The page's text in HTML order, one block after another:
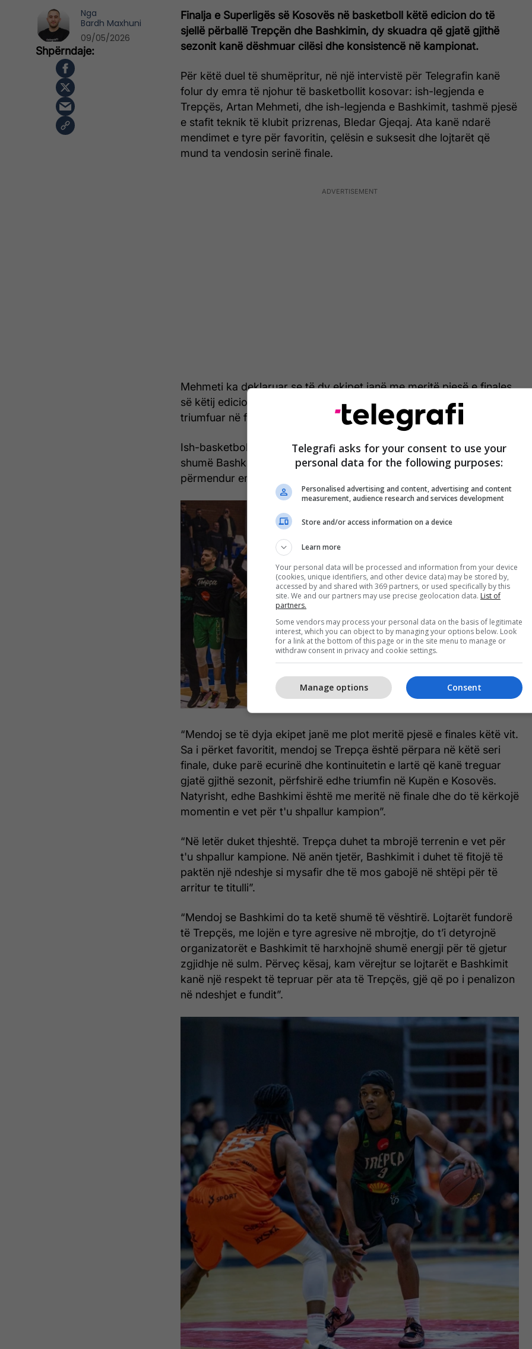
Finalja e Superligës së Kosovës në basketboll këtë edicion do të
sjellë përballë Trepçën dhe Bashkimin, dy skuadra që gjatë gjithë
sezonit kanë dëshmuar cilësi dhe konsistencë në kampionat.
Për këtë duel të shumëpritur, në një intervistë për Telegrafin kanë
folur dy emra të njohur të basketbollit kosovar: ish-legjenda e
Trepçës, Artan Mehmeti, dhe ish-legjenda e Bashkimit, tashmë pjesë
e stafit teknik të klubit prizrenas, Bledar Gjeqaj. Ata kanë ndarë
mendimet e tyre për favoritin, çelësin e suksesit dhe lojtarët që
mund ta vendosin serinë finale.
Mehmeti ka deklaruar se të dy ekipet janë me meritë pjesë e finales
së këtij edicioni, por sipas tij përparësia i takon Trepçës për të
triumfuar në fund.
Ish-basketbollisti po ashtu ka analizuar se çfarë e ka penalizuar më
shumë Bashkimin në përballjet e fundit me Trepçën, si dhe ka
përmendur emrat që, sipas tij, mund ta përcaktojnë fituesin.
“Mendoj se të dyja ekipet janë me plot meritë pjesë e finales këtë vit.
Sa i përket favoritit, mendoj se Trepça është përpara në këtë seri
finale, duke parë ecurinë dhe kontinuitetin e lartë që kanë treguar
gjatë gjithë sezonit, përfshirë edhe triumfin në Kupën e Kosovës.
Natyrisht, edhe Bashkimi është me meritë në finale dhe do të kërkojë
momentin e vet për t'u shpallur kampion”.
“Në letër duket thjeshtë. Trepça duhet ta mbrojë terrenin e vet për
t'u shpallur kampione. Në anën tjetër, Bashkimit i duhet të fitojë të
paktën një ndeshje si mysafir dhe të mos gabojë në shtëpi për të
arritur te titulli”.
“Mendoj se Bashkimi do ta ketë shumë të vështirë. Lojtarët fundorë
të Trepçës, me lojën e tyre agresive në mbrojtje, do t’i detyrojnë
organizatorët e Bashkimit të harxhojnë shumë energji për të gjetur
zgjidhje në sulm. Përveç kësaj, kam vërejtur se lojtarët e Bashkimit
kanë një respekt të tepruar për ata të Trepçës, gjë që po i penalizon
në ndeshjet e fundit”.
Nga
Bardh Maxhuni
09/05/2026
Telegrafi asks for your consent to use your
personal data for the following purposes:
Personalised advertising and content, advertising and content
measurement, audience research and services development
Store and/or access information on a device
Learn more
Your personal data will be processed and information from your device
(cookies, unique identifiers, and other device data) may be stored by,
accessed by and shared with 369 partners, or used specifically by this
site. We and our partners may use precise geolocation data. List of
partners.
Some vendors may process your personal data on the basis of legitimate
interest, which you can object to by managing your options below. Look
for a link at the bottom of this page or in the site menu to manage or
withdraw consent in privacy and cookie settings.
Consent
Manage options